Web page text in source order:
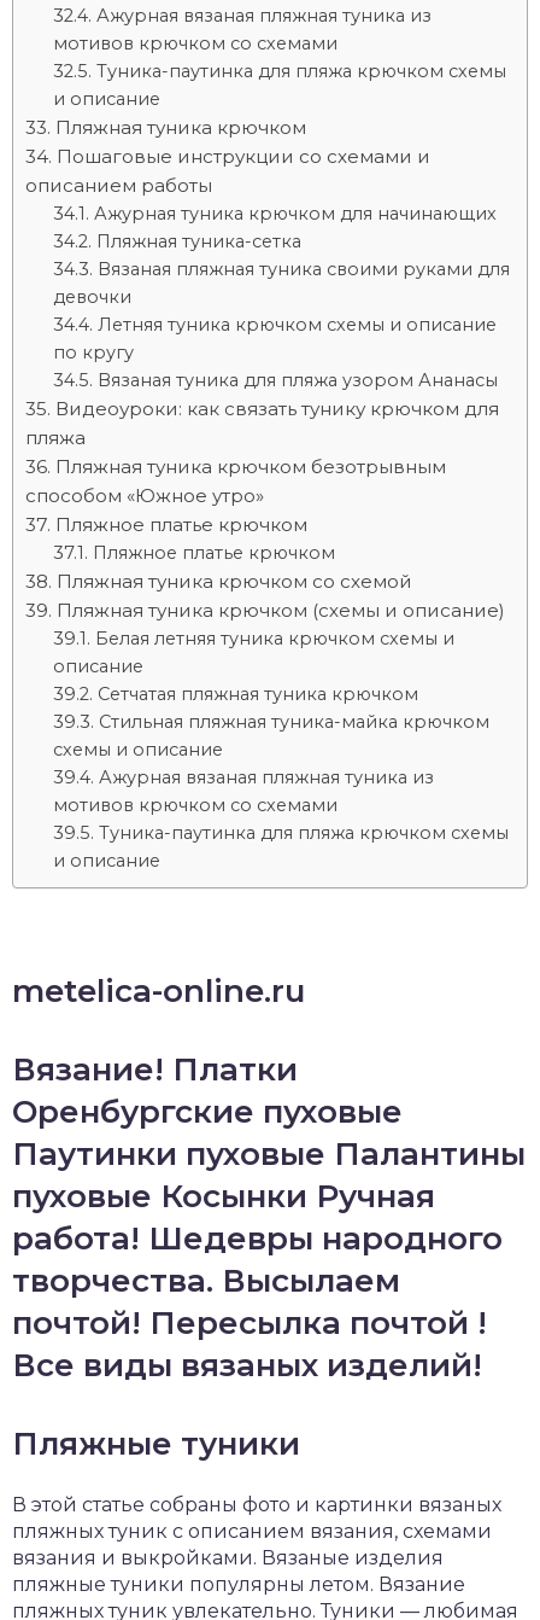
Ажурная вязаная пляжная туника из
мотивов крючком со схемами
Туника-паутинка для пляжа крючком схемы
и описание
Пляжная туника крючком
Пошаговые инструкции со схемами и
описанием работы
Ажурная туника крючком для начинающих
Пляжная туника-сетка
Вязаная пляжная туника своими руками для
девочки
Летняя туника крючком схемы и описание
по кругу
Вязаная туника для пляжа узором Ананасы
Видеоуроки: как связать тунику крючком для
пляжа
Пляжная туника крючком безотрывным
способом «Южное утро»
Пляжное платье крючком
Пляжное платье крючком
Пляжная туника крючком со схемой
Пляжная туника крючком (схемы и описание)
Белая летняя туника крючком схемы и
описание
Сетчатая пляжная туника крючком
Стильная пляжная туника-майка крючком
схемы и описание
Ажурная вязаная пляжная туника из
мотивов крючком со схемами
Туника-паутинка для пляжа крючком схемы
и описание
metelica-online.ru
Вязание! Платки
Оренбургские пуховые
Паутинки пуховые Палантины
пуховые Косынки Ручная
работа! Шедевры народного
творчества. Высылаем
почтой! Пересылка почтой !
Все виды вязаных изделий!
Пляжные туники
В этой статье собраны фото и картинки вязаных
пляжных туник с описанием вязания, схемами
вязания и выкройками. Вязаные изделия
пляжные туники популярны летом. Вязание
пляжных туник увлекательно. Туники — любимая